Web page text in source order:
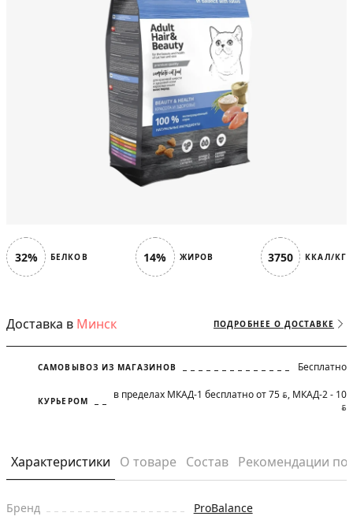
32% БЕЛКОВ 14% ЖИРОВ 3750 ККАЛ/КГ
Доставка в Минск ПОДРОБНЕЕ О ДОСТАВКЕ
САМОВЫВОЗ ИЗ МАГАЗИНОВ Бесплатно
КУРЬЕРОМ в пределах МКАД-1 бесплатно от 75 BYN, МКАД-2 - 10
BYN
Характеристики О товаре Состав Рекомендации
Бренд ProBalance